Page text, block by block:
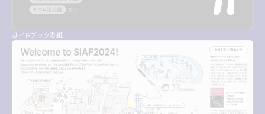
ガイドブック表紙